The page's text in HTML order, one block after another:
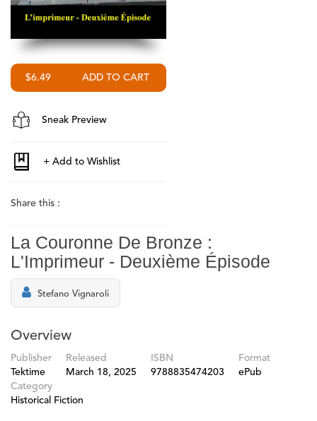
$6.49
Sneak Preview
Share this :
La Couronne De Bronze :
L'Imprimeur - Deuxième Épisode
Stefano Vignaroli
Overview
Publisher
Tektime
Released
March 18, 2025
ISBN
9788835474203
Format
ePub
Category
Historical Fiction